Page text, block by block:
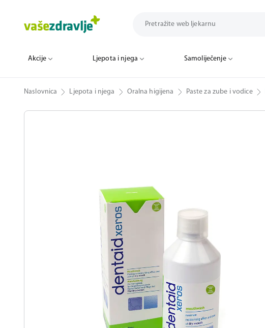
Akcije Ljepota i njega Samoliječenje
Naslovnica Ljepota i njega Oralna higijena Paste za zube i vodice